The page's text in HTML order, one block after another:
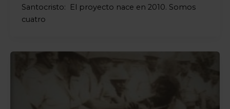
Santocristo: El proyecto nace en 2010. Somos
cuatro